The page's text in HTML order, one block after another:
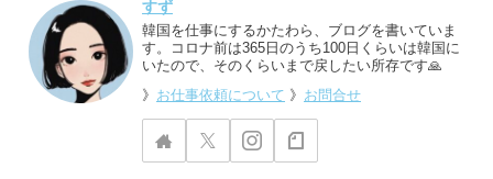
すず
韓国を仕事にするかたわら、ブログを書いていま
す。コロナ前は365日のうち100日くらいは韓国に
いたので、そのくらいまで戻したい所存です🙏
》 お仕事依頼について 》 お問合せ